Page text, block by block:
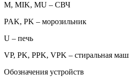
M, MIK, MU – СВЧ
PAK, PK – морозильник
U – печь
VP, PK, PPK, VPK – стиральная
Обозначения устройств